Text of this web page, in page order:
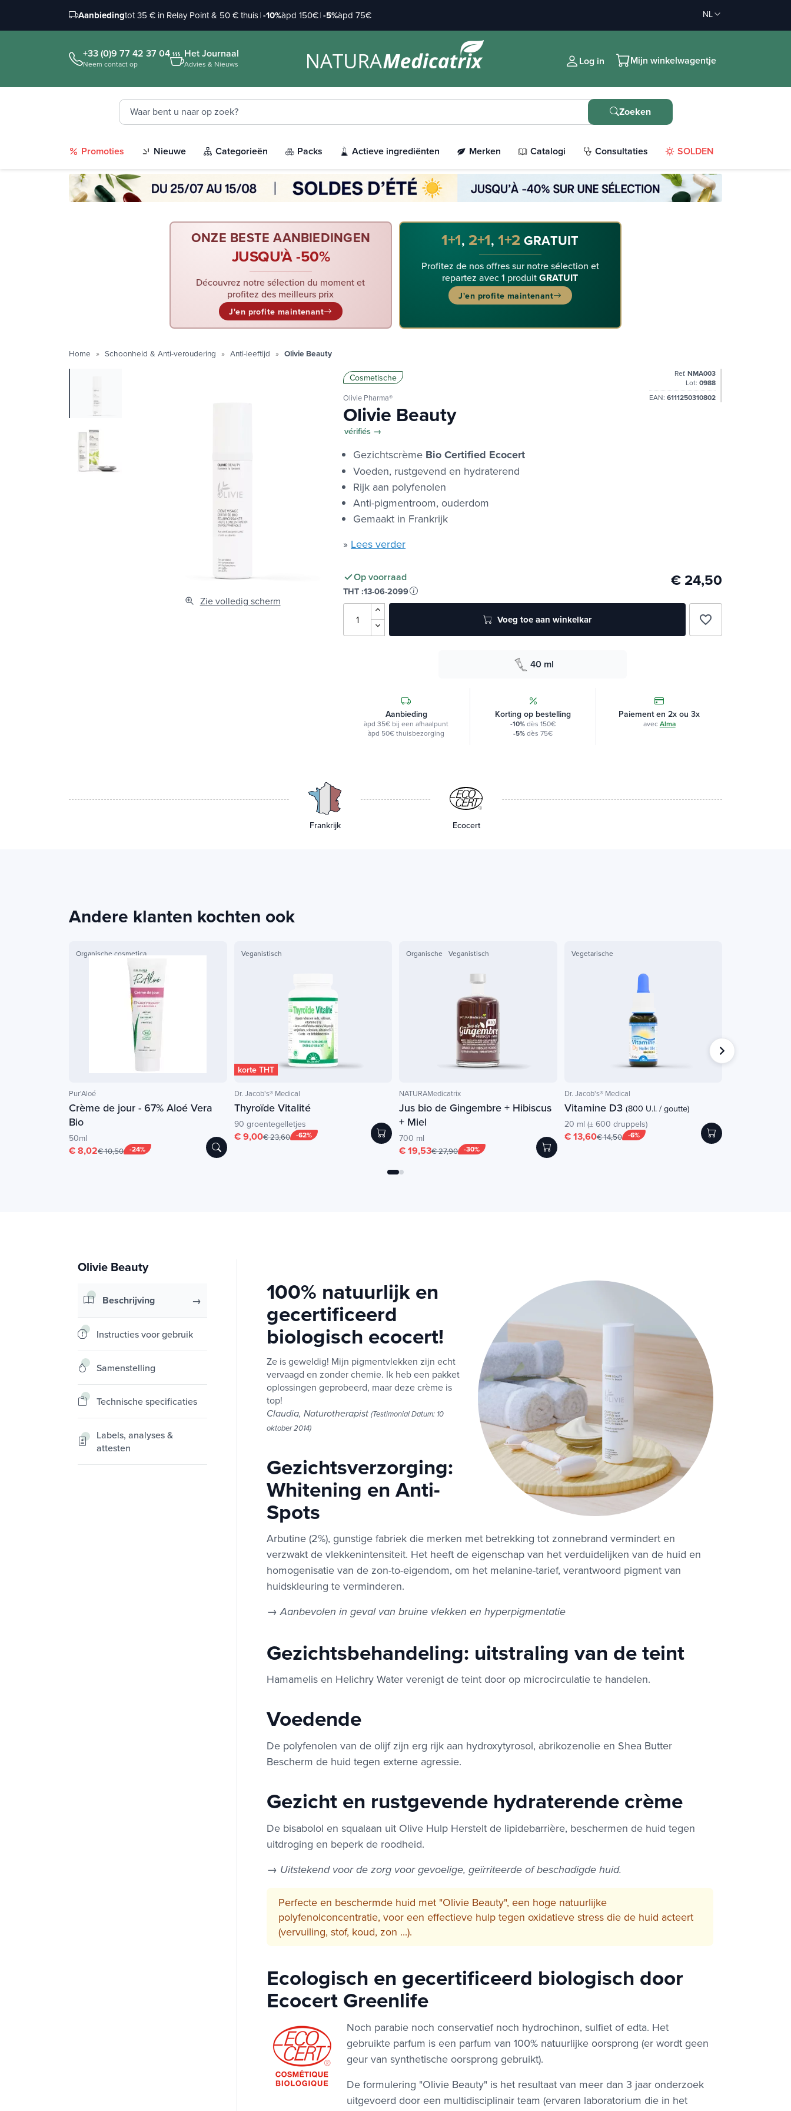
Aanbiedingtot 35 € in Relay Point & 50 € thuis|-10%àpd 150€|-5%àpd 75€ NL
+33 (0)9 77 42 37 04
Neem contact op
Het Journaal
Advies & Nieuws Log in Mijn winkelwagentje
Zoeken
Promoties Nieuwe Categorieën Packs Actieve ingrediënten Merken Catalogi Consultaties SOLDEN
ONZE BESTE AANBIEDINGEN
JUSQU'À -50%
Découvrez notre sélection du moment et
profitez des meilleurs prix
J'en profite maintenant
1+1, 2+1,1+2 GRATUIT
Profitez de nos offres sur notre sélection et
repartez avec 1 produitGRATUIT
J'en profite maintenant
Home Schoonheid & Anti-veroudering Anti-leeftijd Olivie Beauty
Zie volledig scherm
Cosmetische Ref. NMA003
Lot: 0988
EAN: 6111250310802
Olivie Pharma®
Olivie Beauty
vérifiés →
Gezichtscrème Bio Certified Ecocert
Voeden, rustgevend en hydraterend
Rijk aan polyfenolen
Anti-pigmentroom, ouderdom
Gemaakt in Frankrijk
» Lees verder
Op voorraad
THT :13-06-2099
€ 24,50
Voeg toe aan winkelkar favorite_border
40 ml
Aanbieding
àpd 35€ bij een afhaalpunt
àpd 50€ thuisbezorging
Korting op bestelling
-10%dès 150€
-5%dès 75€
Paiement en 2x ou 3x
avec Alma
Frankrijk Ecocert
Andere klanten kochten ook
Organische cosmetica
Pur'Aloé
Crème de jour - 67% Aloé Vera
Bio
50ml
-24%
€ 8,02€ 10,50
Veganistisch
korte THT
Dr. Jacob's® Medical
Thyroïde Vitalité
90 groentegelletjes
-62%
€ 9,00€ 23,60
Organische Veganistisch
NATURAMedicatrix
Jus bio de Gingembre + Hibiscus
+ Miel
700 ml
-30%
€ 19,53€ 27,90
Vegetarische
Dr. Jacob's® Medical
Vitamine D3 (800 U.I. / goutte)
20 ml (± 600 druppels)
-6%
€ 13,60€ 14,50
Olivie Beauty
Beschrijving
Instructies voor gebruik
Samenstelling
Technische specificaties
Labels, analyses &
attesten
100% natuurlijk en
gecertificeerd
biologisch ecocert!
Ze is geweldig! Mijn pigmentvlekken zijn echt
vervaagd en zonder chemie. Ik heb een pakket
oplossingen geprobeerd, maar deze crème is
top!
Claudia, Naturotherapist (Testimonial Datum: 10
oktober 2014)
Gezichtsverzorging:
Whitening en Anti-
Spots
Arbutine (2%), gunstige fabriek die merken met betrekking tot zonnebrand vermindert en
verzwakt de vlekkenintensiteit. Het heeft de eigenschap van het verduidelijken van de huid en
homogenisatie van de zon-to-eigendom, om het melanine-tarief, verantwoord pigment van
huidskleuring te verminderen.
→Aanbevolen in geval van bruine vlekken en hyperpigmentatie
Gezichtsbehandeling: uitstraling van de teint
Hamamelis en Helichry Water verenigt de teint door op microcirculatie te handelen.
Voedende
De polyfenolen van de olijf zijn erg rijk aan hydroxytyrosol, abrikozenolie en Shea Butter
Bescherm de huid tegen externe agressie.
Gezicht en rustgevende hydraterende crème
De bisabolol en squalaan uit Olive Hulp Herstelt de lipidebarrière, beschermen de huid tegen
uitdroging en beperk de roodheid.
→ Uitstekend voor de zorg voor gevoelige, geïrriteerde of beschadigde huid.
Perfecte en beschermde huid met "Olivie Beauty", een hoge natuurlijke
polyfenolconcentratie, voor een effectieve hulp tegen oxidatieve stress die de huid acteert
(vervuiling, stof, koud, zon ...).
Ecologisch en gecertificeerd biologisch door
Ecocert Greenlife
Noch parabie noch conservatief noch hydrochinon, sulfiet of edta. Het
gebruikte parfum is een parfum van 100% natuurlijke oorsprong (er wordt geen
geur van synthetische oorsprong gebruikt).
De formulering "Olivie Beauty" is het resultaat van meer dan 3 jaar onderzoek
uitgevoerd door een multidisciplinair team (ervaren laboratorium die in het